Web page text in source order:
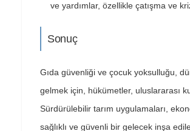
ve yardımlar, özellikle çatışma ve
Sonuç
Gıda güvenliği ve çocuk yoksulluğu,
gelmek için, hükümetler, uluslararası
Sürdürülebilir tarım uygulamaları,
sağlıklı ve güvenli bir gelecek inşa